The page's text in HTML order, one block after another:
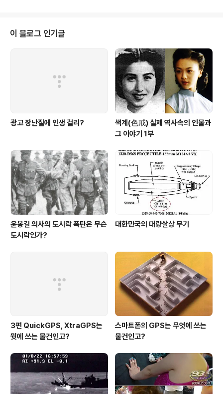
술에 공짜 음식이 나오는 자리고 막걸리 생각에 목이 칼칼
했기도 해서 난생 처음 그런 자리에 참석해봤다. 아는 사람
없이 가면 무안하기 그지 없는 일이라 안면이 있는 슈퍼 사
장님 옆에서 막썰어서 구워먹는 되지고기에 막걸리를 몆잔
마셨다. 얼릉 먹고 도망가겠다는 심산으로 개걸스레 먹던
중 테이블 바로 건너편에 앉은 모..
이 블로그 인기글
광고 장난질에 인생 걸리?
색계(色戒) 실제 역사속의 인물과
그 이야기 1부
윤봉길 의사의 도시락 폭탄은 무슨
도시락인가?
대한민국의 대량살상 무기
3편 QuickGPS, XtraGPS는
뭣에 쓰는 물건인고?
스마트폰의 GPS는 무엇에 쓰는
물건인고?